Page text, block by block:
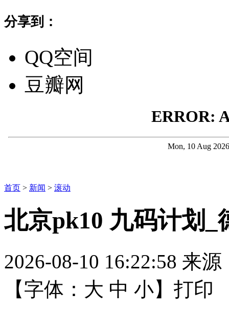
分享到：
QQ空间
豆瓣网
首页 > 新闻 > 滚动
北京pk10 九码计划_
2026-08-10 16:22:58 来源
【字体： 大 中 小】 打印